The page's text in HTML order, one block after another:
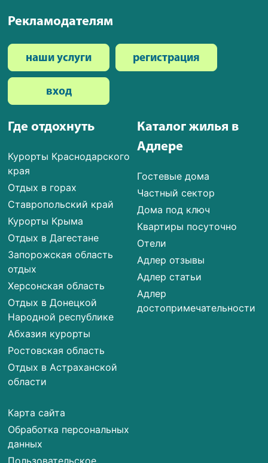
Где отдохнуть
Курорты Краснодарского
края
Отдых в горах
Ставропольский край
Курорты Крыма
Отдых в Дагестане
Запорожская область
отдых
Херсонская область
Отдых в Донецкой
Народной республике
Абхазия курорты
Ростовская область
Отдых в Астраханской
области
Карта сайта
Обработка персональных
данных
Пользовательское
Каталог жилья в
Адлере
Гостевые дома
Частный сектор
Дома под ключ
Квартиры посуточно
Отели
Адлер отзывы
Адлер статьи
Адлер
достопримечательности
Рекламодателям
наши услуги регистрация
вход